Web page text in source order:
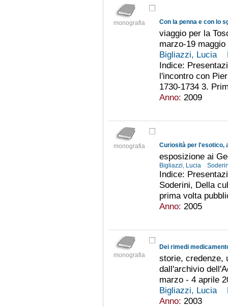
monografia Con la penna e con lo
viaggio per la
marzo-19 maggio
Bigliazzi, Lucia
Indice:
l'incontro con
1730-1734 3.
Anno: 2009
monografia Curiosità per l'esotico,
esposizione ai
Bigliazzi, Lucia
Indice:
Soderini, Della
prima volta
Anno: 2005
monografia
Dei rimedi
storie, credenze,
dall'archivio
marzo - 4 aprile
Bigliazzi, Lucia
Anno: 2003